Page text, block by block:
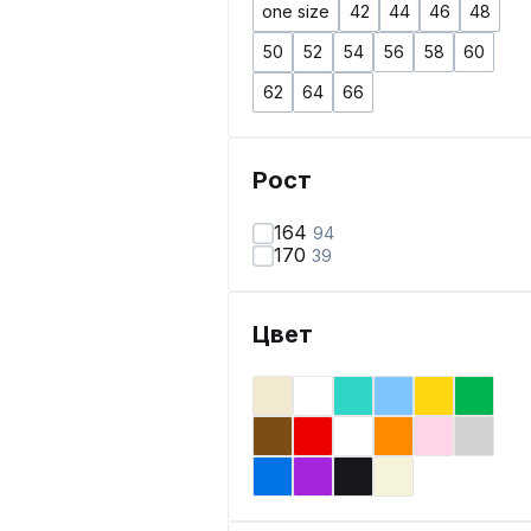
one size 42 44 46
48
50
52 54 56 58
60
62
64 66
Рост
164 94
170 39
Цвет